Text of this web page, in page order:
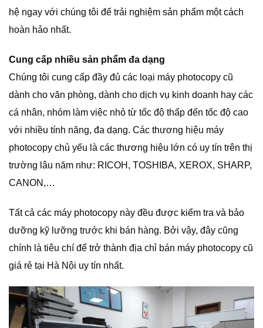
hệ ngay với chúng tôi để trải nghiệm sản phẩm một cách
hoàn hảo nhất.
Cung cấp nhiều sản phẩm đa dạng
Chúng tôi cung cấp đầy đủ các loại máy photocopy cũ
dành cho văn phòng, dành cho dịch vụ kinh doanh hay các
cá nhân, nhóm làm việc nhỏ từ tốc độ thấp đến tốc độ cao
với nhiều tính năng, đa dạng. Các thương hiệu máy
photocopy chủ yếu là các thương hiệu lớn có uy tín trên thị
trường lâu năm như: RICOH, TOSHIBA, XEROX, SHARP,
CANON,…
Tất cả các máy photocopy này đều được kiểm tra và bảo
dưỡng kỹ lưỡng trước khi bán hàng. Bởi vậy, đây cũng
chính là tiêu chí để trở thành địa chỉ bán máy photocopy cũ
giá rẻ tại Hà Nội uy tín nhất.